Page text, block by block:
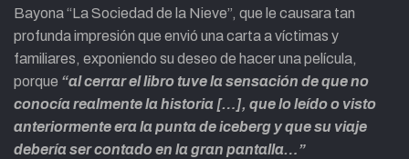
Bayona “La Sociedad de la Nieve”, que le causara tan
profunda impresión que envió una carta a víctimas y
familiares, exponiendo su deseo de hacer una película,
porque “al cerrar el libro tuve la sensación de que no
conocía realmente la historia […], que lo leído o visto
anteriormente era la punta de iceberg y que su viaje
debería ser contado en la gran pantalla…”